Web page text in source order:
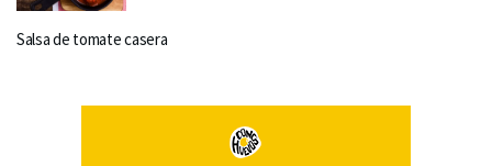
Salsa de tomate casera